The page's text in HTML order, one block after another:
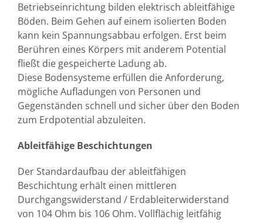
Betriebseinrichtung bilden elektrisch ableitfähige
Böden. Beim Gehen auf einem isolierten Boden
kann kein Spannungsabbau erfolgen. Erst beim
Berühren eines Körpers mit anderem Potential
fließt die gespeicherte Ladung ab.
Diese Bodensysteme erfüllen die Anforderung,
mögliche Aufladungen von Personen und
Gegenständen schnell und sicher über den Boden
zum Erdpotential abzuleiten.
Ableitfähige Beschichtungen
Der Standardaufbau der ableitfähigen
Beschichtung erhält einen mittleren
Durchgangswiderstand / Erdableiterwiderstand
von 104 Ohm bis 106 Ohm. Vollflächig leitfähig